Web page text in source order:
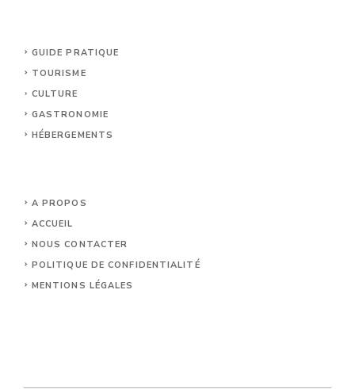
GUIDE PRATIQUE
TOURISME
CULTURE
GASTRONOMIE
HÉBERGEMENTS
A PROPOS
ACCUEIL
NOUS CONTACTER
POLITIQUE DE CONFIDENTIALITÉ
MENTIONS LÉGALES